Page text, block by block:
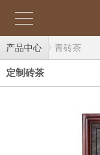
产品中心 青砖茶
定制砖茶